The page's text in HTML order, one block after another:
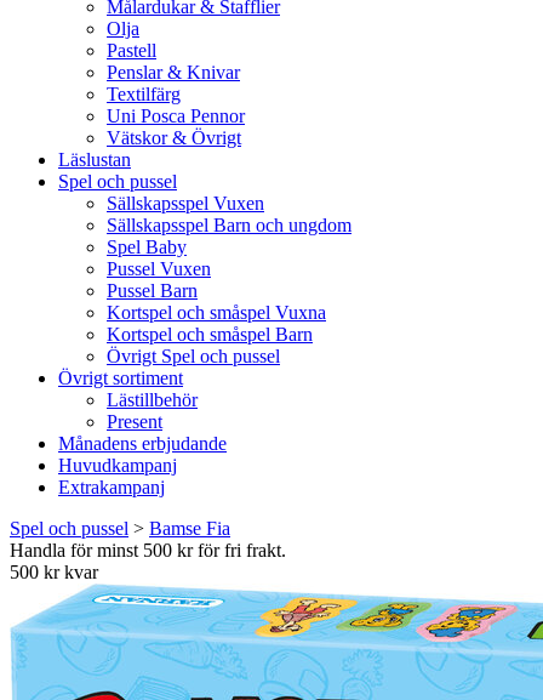
Målardukar & Stafflier
Olja
Pastell
Penslar & Knivar
Textilfärg
Uni Posca Pennor
Vätskor & Övrigt
Läslustan
Spel och pussel
Sällskapsspel Vuxen
Sällskapsspel Barn och ungdom
Spel Baby
Pussel Vuxen
Pussel Barn
Kortspel och småspel Vuxna
Kortspel och småspel Barn
Övrigt Spel och pussel
Övrigt sortiment
Lästillbehör
Present
Månadens erbjudande
Huvudkampanj
Extrakampanj
Spel och pussel > Bamse Fia
Handla för minst 500 kr för fri frakt.
500 kr kvar